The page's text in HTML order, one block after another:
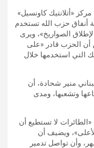
«أتلانتيك كاونسيل»
أنفاق حزب الله تستخدم
الصواريخ»، ويرى
أن الحزب قادر «على
التي استخدمها خلال
منير شحادة، أن
وتشعبها، ومدى
لا تستطيع أن
ويضيف أن
وأن تواصل تدمير